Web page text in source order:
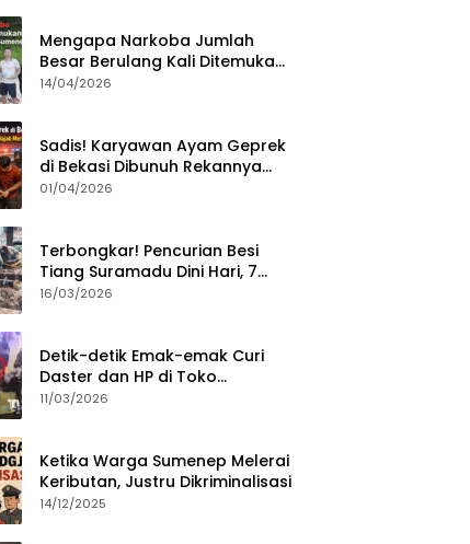
Mengapa Narkoba Jumlah
Besar Berulang Kali Ditemukan
di Wilayah Kepulauan
14/04/2026
Sadis! Karyawan Ayam Geprek
di Bekasi Dibunuh Rekannya
karena Tolak Diajak Merampok
01/04/2026
Terbongkar! Pencurian Besi
Tiang Suramadu Dini Hari, 7
ABK Ditangkap Polisi
16/03/2026
Detik-detik Emak-emak Curi
Daster dan HP di Toko
Sumenep, Aksi Terekam CCTV
11/03/2026
Ketika Warga Sumenep Melerai
Keributan, Justru Dikriminalisasi
14/12/2025